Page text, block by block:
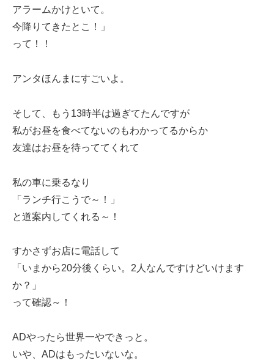
アラームかけといて。
今降りてきたとこ！」
って！！
アンタほんまにすごいよ。
そして、もう13時半は過ぎてたんですが
私がお昼を食べてないのもわかってるからか
友達はお昼を待っててくれて
私の車に乗るなり
「ランチ行こうで～！」
と道案内してくれる～！
すかさずお店に電話して
「いまから20分後くらい。2人なんですけどいけます
か？」
って確認～！
ADやったら世界一やできっと。
いや、ADはもったいないな。